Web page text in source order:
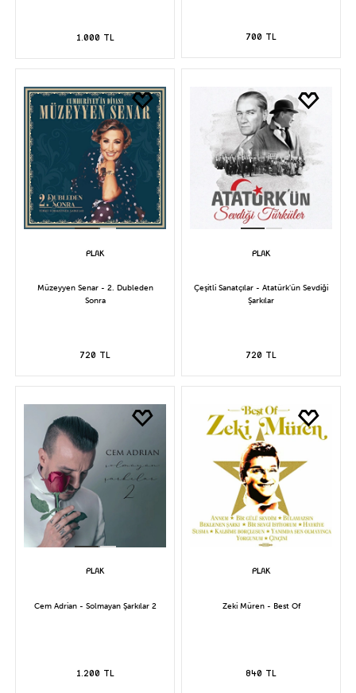
1.000 TL 700 TL
Müzeyyen Senar - 2. Dubleden
Sonra
720 TL
Çeşitli Sanatçılar - Atatürk'ün Sevdiği
Şarkılar
720 TL
Cem Adrian - Solmayan Şarkılar 2
1.200 TL
Zeki Müren - Best Of
840 TL